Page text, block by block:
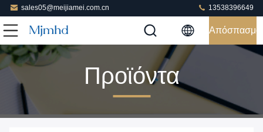
sales05@meijiamei.com.cn 13538396649
Απόσπασμα
Προϊόντα